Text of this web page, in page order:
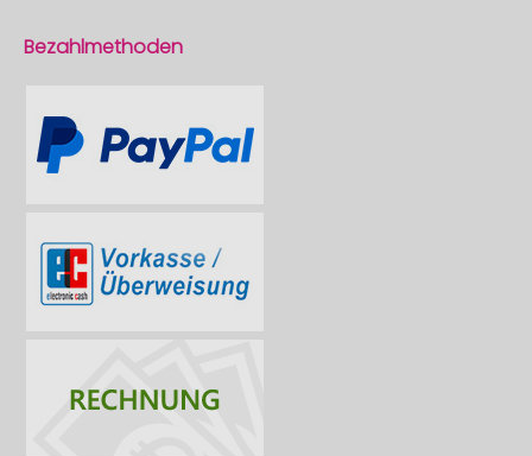
Bezahlmethoden